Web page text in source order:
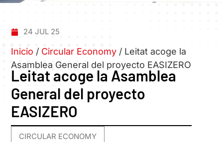
24 JUL 25
Inicio / Circular Economy / Leitat acoge la
Asamblea General del proyecto EASIZERO
Leitat acoge la Asamblea
General del proyecto
EASIZERO
CIRCULAR ECONOMY